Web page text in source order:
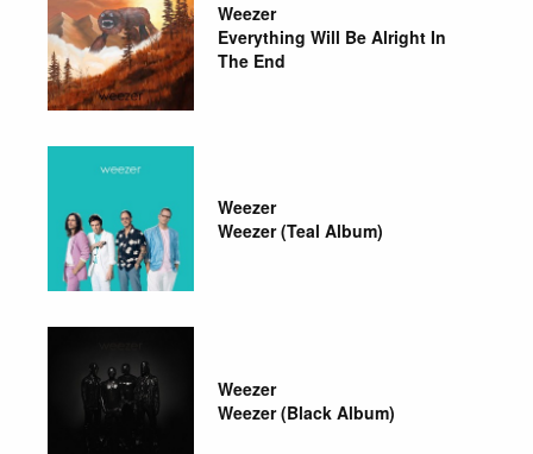
Weezer
Everything Will Be Alright In
The End
Weezer
Weezer (Teal Album)
Weezer
Weezer (Black Album)